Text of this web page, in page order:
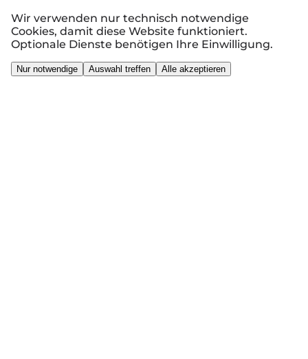
Wir verwenden nur technisch notwendige
Cookies, damit diese Website funktioniert.
Optionale Dienste benötigen Ihre Einwilligung.
Nur notwendige Auswahl treffen Alle akzeptieren